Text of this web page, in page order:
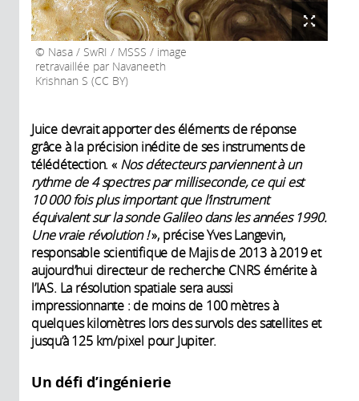
Nasa / SwRI / MSSS / image
retravaillée par Navaneeth
Krishnan S (CC BY)
Juice devrait apporter des éléments de réponse
grâce à la précision inédite de ses instruments de
télédétection. « Nos détecteurs parviennent à un
rythme de 4 spectres par milliseconde, ce qui est
10 000 fois plus important que l’instrument
équivalent sur la sonde Galileo dans les années 1990.
Une vraie révolution !», précise Yves Langevin,
responsable scientifique de Majis de 2013 à 2019 et
aujourd’hui directeur de recherche CNRS émérite à
l’IAS. La résolution spatiale sera aussi
impressionnante : de moins de 100 mètres à
quelques kilomètres lors des survols des satellites et
jusqu’à 125 km/pixel pour Jupiter.
Un défi d’ingénierie